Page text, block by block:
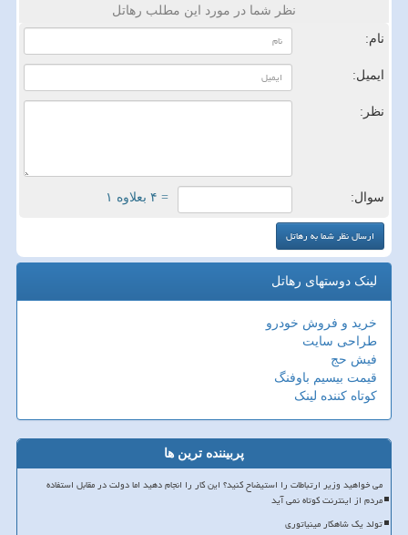
نظر شما در مورد این مطلب رهاتل
نام:
ایمیل:
نظر:
سوال: = ۴ بعلاوه ۱
لینک دوستهای رهاتل
خرید و فروش خودرو
طراحی سایت
فیش حج
قیمت بیسیم باوفنگ
کوتاه کننده لینک
پربیننده ترین ها
می خواهید وزیر ارتباطات را استیضاح کنید؟ این کار را انجام دهید اما دولت در مقابل استفاده
مردم از اینترنت کوتاه نمی آید
تولد یک شاهکار مینیاتوری